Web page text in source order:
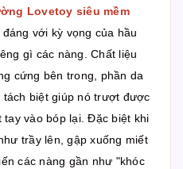
Lovetoy siêu mềm
với kỳ vọng của hầu
gì các nàng. Chất liệu
cứng bên trong, phần da
biệt giúp nó trượt được
tay vào bóp lại. Đặc biệt khi
trầy lên, gập xuống miết
các nàng gần như "khóc